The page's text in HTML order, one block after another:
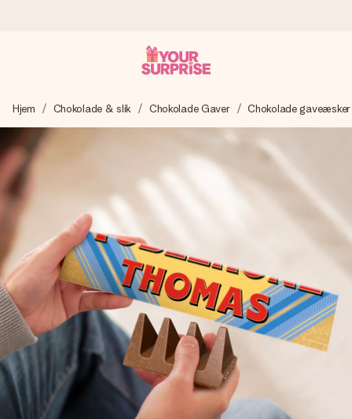
Vi laver din gave med omhu og sender den lynhurtigt – så
du kan give den på det helt rette tidspunkt, når den
betyder allermest.
4,7 (baseret på +15.000 anmeldelser)
Vores gaver inspirerer. Kunderne giver os 4,7 på Google
Reviews.
Gratis kort med hilsen
Lav noget særligt i blot få trin – med hendes navn, et
billede af dig eller en besked, der går lige i hendes hjerte.
Intet besvær men udelukkende en masse kærlighed i
øjeblikket.
Hjem Chokolade & slik Chokolade Gaver Chokolade gaveæsker